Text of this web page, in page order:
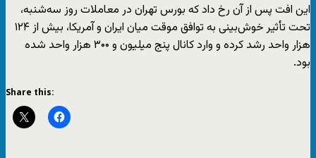
این افت پس از آن رخ داد که بورس تهران در معاملات روز سه‌شنبه،
تحت تأثیر خوش‌بینی به توافق موقت میان ایران و آمریکا، بیش از ۱۲۴
هزار واحد رشد کرده و وارد کانال پنج میلیون و ۳۰۰ هزار واحد شده
بود.
Share this: